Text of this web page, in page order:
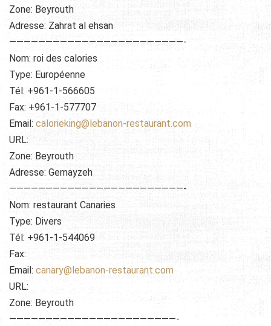
Zone: Beyrouth
Adresse: Zahrat al ehsan
————————————————————————-
Nom: roi des calories
Type: Européenne
Tél: +961-1-566605
Fax: +961-1-577707
Email: calorieking@lebanon-restaurant.com
URL:
Zone: Beyrouth
Adresse: Gemayzeh
————————————————————————-
Nom: restaurant Canaries
Type: Divers
Tél: +961-1-544069
Fax:
Email: canary@lebanon-restaurant.com
URL:
Zone: Beyrouth
———————————————————————-